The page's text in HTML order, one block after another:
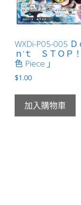
WXDi-P05-005 Ｄ
ｎ’ｔ ＳＴＯＰ
色 Piece 」
$1.00
加入購物車